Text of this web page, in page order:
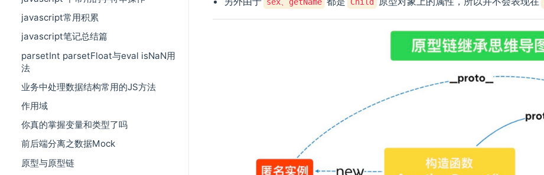
javascript常用积累
javascript笔记总结篇
parsetInt parsetFloat与eval isNaN用
法
业务中处理数据结构常用的JS方法
作用域
你真的掌握变量和类型了吗
前后端分离之数据Mock
原型与原型链